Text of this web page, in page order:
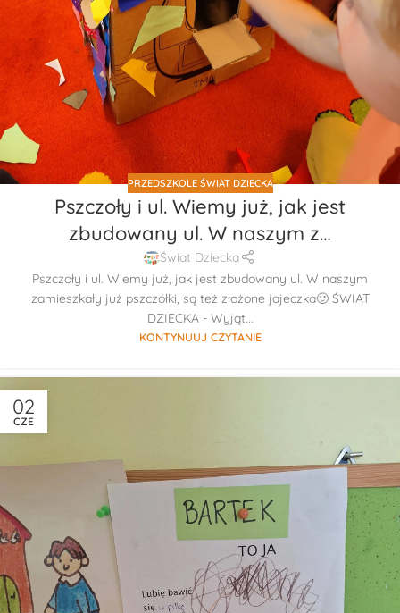
PRZEDSZKOLE ŚWIAT DZIECKA
Pszczoły i ul. Wiemy już, jak jest
zbudowany ul. W naszym z…
Świat Dziecka
Pszczoły i ul. Wiemy już, jak jest zbudowany ul. W naszym
zamieszkały już pszczółki, są też złożone jajeczka🙂 ŚWIAT
DZIECKA - Wyjąt...
KONTYNUUJ CZYTANIE
02
CZE